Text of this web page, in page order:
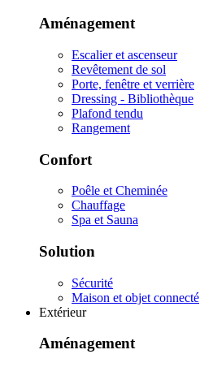
Aménagement
Escalier et ascenseur
Revêtement de sol
Porte, fenêtre et verrière
Dressing - Bibliothèque
Plafond tendu
Rangement
Confort
Poêle et Cheminée
Chauffage
Spa et Sauna
Solution
Sécurité
Maison et objet connecté
Extérieur
Aménagement